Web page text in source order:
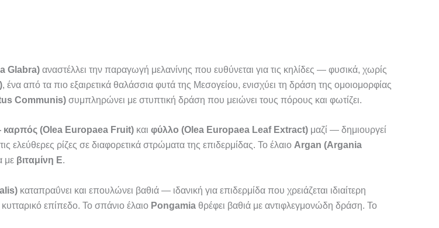
Glabra) αναστέλλει την παραγωγή μελανίνης που ευθύνεται για τις κηλίδες — φυσικά, χωρίς
, ένα από τα πιο εξαιρετικά θαλάσσια φυτά της Μεσογείου, ενισχύει τη δράση της ομοιομορφίας
Communis) συμπληρώνει με στυπτική δράση που μειώνει τους πόρους και φωτίζει.
καρπός (Olea Europaea Fruit) και φύλλο (Olea Europaea Leaf Extract) μαζί — δημιουργεί
ελεύθερες ρίζες σε διαφορετικά στρώματα της επιδερμίδας. Το έλαιο Argan (Argania
με βιταμίνη Ε.
καταπραΰνει και επουλώνει βαθιά — ιδανική για επιδερμίδα που χρειάζεται ιδιαίτερη
επίπεδο. Το σπάνιο έλαιο Pongamia θρέφει βαθιά με αντιφλεγμονώδη δράση. Το